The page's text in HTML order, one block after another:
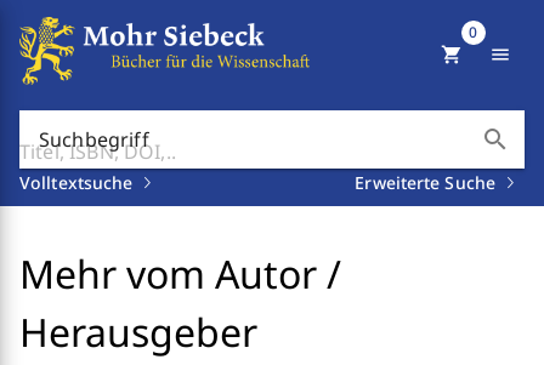
Suchbegriff search
Volltextsuche Erweiterte Suche
shopping_cart
0
menu
Mehr vom Autor /
Herausgeber